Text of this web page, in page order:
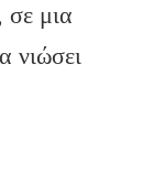
σε μια
νιώσει